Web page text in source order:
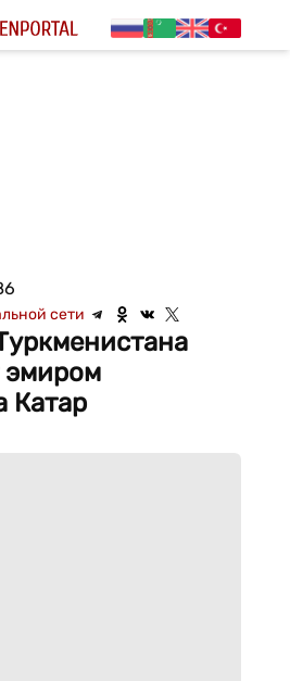
сети
эмиром
Катар